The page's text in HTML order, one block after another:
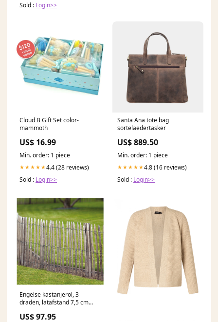
Sold : Login>>
Cloud B Gift Set color-
mammoth
US$ 16.99
Min. order: 1 piece
★★★★★4.4 (28 reviews)
Sold : Login>>
Santa Ana tote bag
sortelaedertasker
US$ 889.50
Min. order: 1 piece
★★★★★4.8 (16 reviews)
Sold : Login>>
Engelse kastanjerol, 3
draden, latafstand 7,5 cm
US$ 97.95